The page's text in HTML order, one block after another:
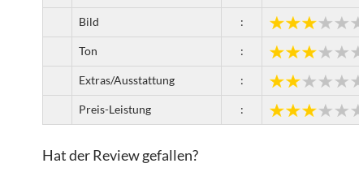
Bild :
Ton :
Extras/Ausstattung :
Preis-Leistung :
Hat der Review gefallen?